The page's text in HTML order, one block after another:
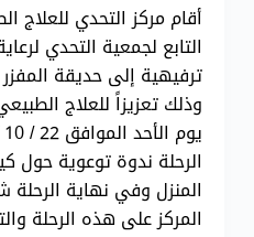
أقام مركز التحدي للعلاج
التابع لجمعية التحدي
ترفيهية إلى حديقة
وذلك تعزيزاً للعلاج
الرحلة ندوة توعوية حول
المنزل وفي نهاية الرحلة
المركز على هذه الرحلة